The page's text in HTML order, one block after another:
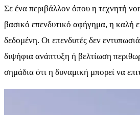
Σε ένα περιβάλλον όπου η τεχνητή
βασικό επενδυτικό αφήγημα, η καλή
δεδομένη. Οι επενδυτές δεν
διψήφια ανάπτυξη ή βελτίωση
σημάδια ότι η δυναμική μπορεί να